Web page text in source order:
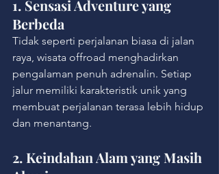
1. Sensasi Adventure yang
Berbeda
Tidak seperti perjalanan biasa di jalan
raya, wisata offroad menghadirkan
pengalaman penuh adrenalin. Setiap
jalur memiliki karakteristik unik yang
membuat perjalanan terasa lebih hidup
dan menantang.
2. Keindahan Alam yang Masih